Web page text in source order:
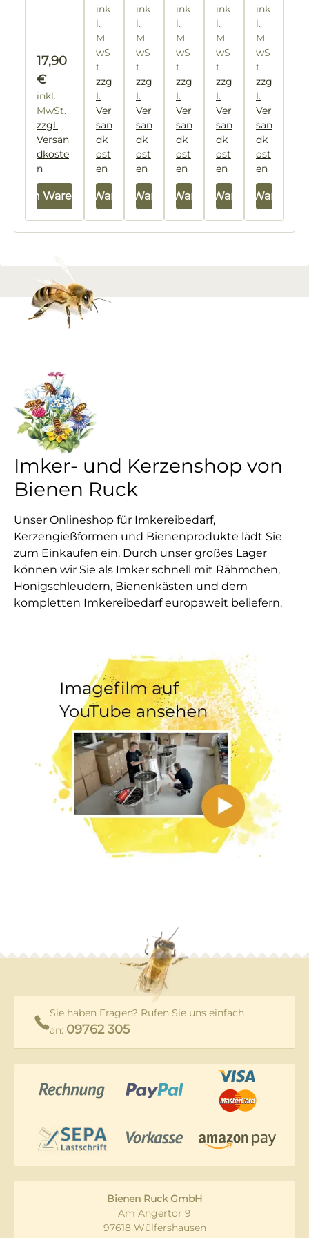
Regulärer Preis:
17,90
€
inkl.
MwSt.
zzgl.
Versan
dkoste
n
In den Warenkorb
ink
l.
M
wS
t.
zzg
l.
Ver
san
dk
ost
en
In den Warenkorb
k
ink
l.
M
wS
t.
zzg
l.
Ver
san
dk
ost
en
In den Warenkorb
ink
l.
M
wS
t.
zzg
l.
Ver
san
dk
ost
en
In den Warenkorb
ink
l.
M
wS
t.
zzg
l.
Ver
san
dk
ost
en
In den Warenkorb
ink
l.
M
wS
t.
zzg
l.
Ver
san
dk
ost
en
In den
Imker- und Kerzenshop von
Bienen Ruck
Unser Onlineshop für Imkereibedarf,
Kerzengießformen und Bienenprodukte lädt Sie
zum Einkaufen ein. Durch unser großes Lager
können wir Sie als Imker schnell mit Rähmchen,
Honigschleudern, Bienenkästen und dem
kompletten Imkereibedarf europaweit beliefern.
Sie haben Fragen? Rufen Sie uns einfach
an: 09762 305
Bienen Ruck GmbH
Am Angertor 9
97618 Wülfershausen